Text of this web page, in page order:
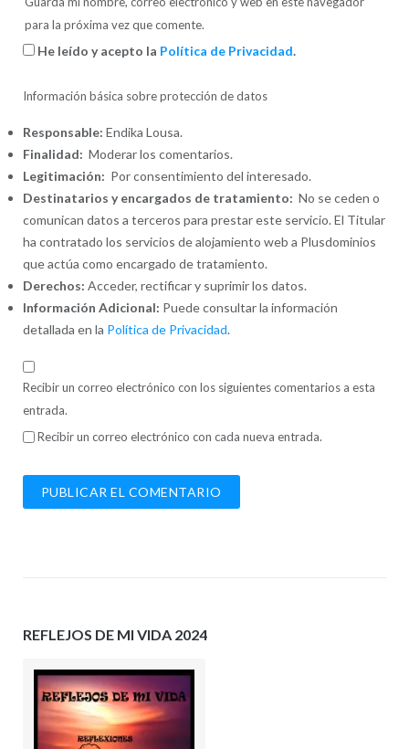
para la próxima vez que comente.
He leído y acepto la Política de Privacidad.
Información básica sobre protección de datos
Responsable: Endika Lousa.
Finalidad: Moderar los comentarios.
Legitimación: Por consentimiento del interesado.
Destinatarios y encargados de tratamiento: No se ceden o
comunican datos a terceros para prestar este servicio. El Titular
ha contratado los servicios de alojamiento web a Plusdominios
que actúa como encargado de tratamiento.
Derechos: Acceder, rectificar y suprimir los datos.
Información Adicional: Puede consultar la información
detallada en la Política de Privacidad.
Recibir un correo electrónico con los siguientes comentarios a esta
entrada.
Recibir un correo electrónico con cada nueva entrada.
REFLEJOS DE MI VIDA 2024